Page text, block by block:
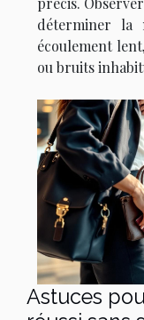
déterminer la
écoulement
ou bruits
Astuces